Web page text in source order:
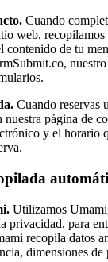
Cuando
web,
de tu
Cuando reservas
página de
y el horario
Utilizamos
privacidad, para
recopila datos
dimensiones de